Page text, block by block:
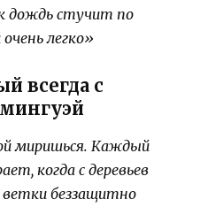
дождь стучит по
легко»
всегда с
миришься. Каждый
когда с деревьев
беззащитно